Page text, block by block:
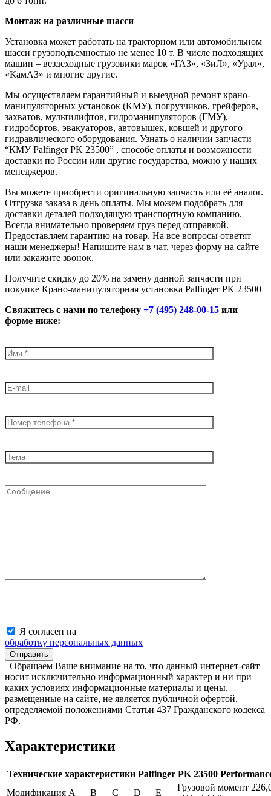
Монтаж на различные шасси
Установка может работать на тракторном или автомобильном
шасси грузоподъемностью не менее 10 т. В числе подходящих
машин – вездеходные грузовики марок «ГАЗ», «ЗиЛ», «Урал»,
«КамАЗ» и многие другие.
Мы осуществляем гарантийный и выездной ремонт крано-
манипуляторных установок (КМУ), погрузчиков, грейферов,
захватов, мультилифтов, гидроманипуляторов (ГМУ),
гидробортов, эвакуаторов, автовышек, ковшей и другого
гидравлического оборудования. Узнать о наличии запчасти
“КМУ Palfinger PK 23500” , способе оплаты и возможности
доставки по России или другие государства, можно у наших
менеджеров.
Вы можете приобрести оригинальную запчасть или её аналог.
Отгрузка заказа в день оплаты. Мы можем подобрать для
доставки деталей подходящую транспортную компанию.
Всегда внимательно проверяем груз перед отправкой.
Предоставляем гарантию на товар. На все вопросы ответят
наши менеджеры! Напишите нам в чат, через форму на сайте
или закажите звонок.
Получите скидку до 20% на замену данной запчасти при
покупке Крано-манипуляторная установка Palfinger PK 23500
Свяжитесь с нами по телефону +7 (495) 248-00-15 или
форме ниже:
Я согласен на
обработку персональных данных
Обращаем Ваше внимание на то, что данный интернет-сайт
носит исключительно информационный характер и ни при
каких условиях информационные материалы и цены,
размещенные на сайте, не является публичной офертой,
определяемой положениями Статьи 437 Гражданского кодекса
РФ.
Характеристики
Технические характеристики Palfinger PK 23500
Модификация А В С D Е
Грузовой момент